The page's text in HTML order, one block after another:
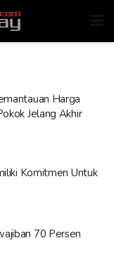
Harga
Jelang Akhir
Komitmen Untuk
70 Persen